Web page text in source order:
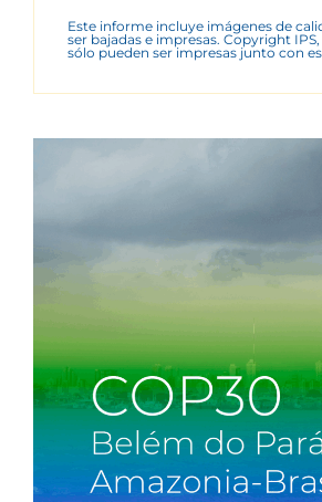
Este informe incluye imágenes de
ser bajadas e impresas. Copyright
sólo pueden ser impresas junto con